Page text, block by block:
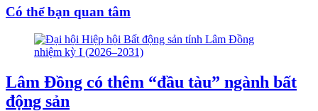
Có thể bạn quan tâm
Lâm Đồng có thêm “đầu tàu” ngành bất
động sản